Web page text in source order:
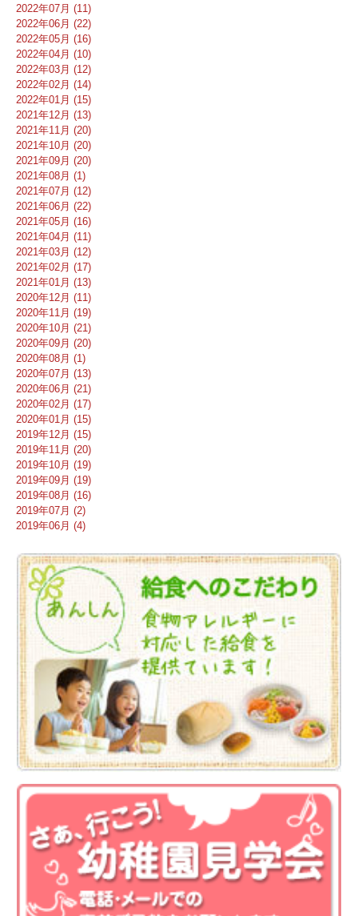
2022年07月 (11)
2022年06月 (22)
2022年05月 (16)
2022年04月 (10)
2022年03月 (12)
2022年02月 (14)
2022年01月 (15)
2021年12月 (13)
2021年11月 (20)
2021年10月 (20)
2021年09月 (20)
2021年08月 (1)
2021年07月 (12)
2021年06月 (22)
2021年05月 (16)
2021年04月 (11)
2021年03月 (12)
2021年02月 (17)
2021年01月 (13)
2020年12月 (11)
2020年11月 (19)
2020年10月 (21)
2020年09月 (20)
2020年08月 (1)
2020年07月 (13)
2020年06月 (21)
2020年02月 (17)
2020年01月 (15)
2019年12月 (15)
2019年11月 (20)
2019年10月 (19)
2019年09月 (19)
2019年08月 (16)
2019年07月 (2)
2019年06月 (4)